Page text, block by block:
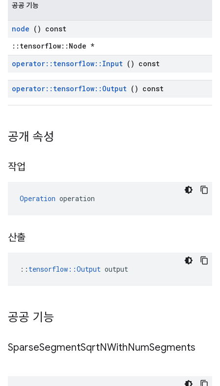
공공 기능
node () const
::tensorflow::Node *
operator:: tensorflow:: Input () const
operator:: tensorflow:: Output () const
공개 속성
작업
Operation operation
산출
:: tensorflow::Output output
공공 기능
SparseSegmentSqrtNWithNumSegments